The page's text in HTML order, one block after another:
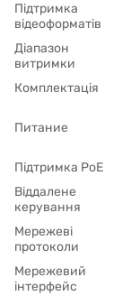
Підтримка
відеоформатів
Діапазон
витримки
Комплектація
Питание
Підтримка PoЕ
Віддалене
керування
Мережеві
протоколи
Мережевий
інтерфейс